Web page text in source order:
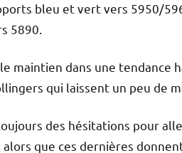
bleu et vert vers 5950/
5890.
maintien dans une tendance
qui laissent un peu de
des hésitations pour
alors que ces dernières